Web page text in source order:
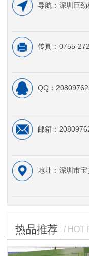
导航：深圳巨
传真：0755-
QQ：
邮箱：
地址：深圳市
热品推荐 / HOT